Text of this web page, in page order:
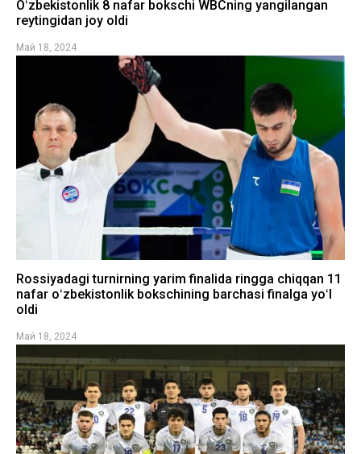
Oʻzbekistonlik 8 nafar bokschi WBCning yangilangan
reytingidan joy oldi
Май 18, 2024
Rossiyadagi turnirning yarim finalida ringga chiqqan 11
nafar oʻzbekistonlik bokschining barchasi finalga yoʻl
oldi
Май 18, 2024